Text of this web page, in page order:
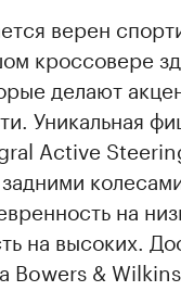
верен
кроссовере
делают
Уникальная
Active
на
на высоких.
Bowers &